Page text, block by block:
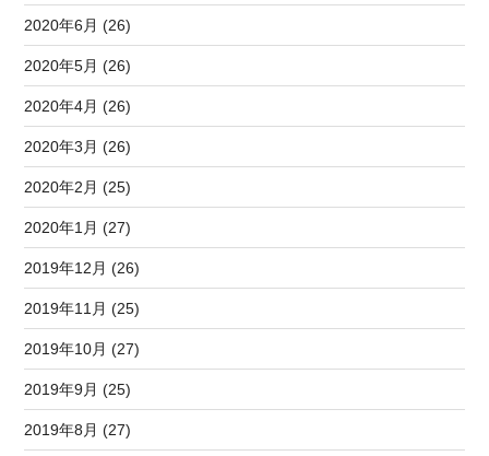
2020年6月 (26)
2020年5月 (26)
2020年4月 (26)
2020年3月 (26)
2020年2月 (25)
2020年1月 (27)
2019年12月 (26)
2019年11月 (25)
2019年10月 (27)
2019年9月 (25)
2019年8月 (27)